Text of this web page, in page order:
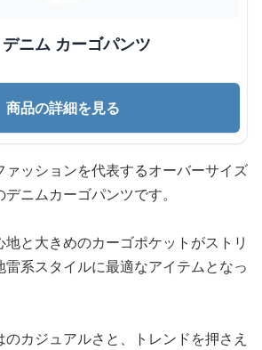
ニム カーゴパンツ
商品の詳細を見る
ァッションを代表するオーバーサイズ
ニムカーゴパンツです。
と大きめのカーゴポケットがストリ
系スタイルに最適なアイテムとなっ
カジュアルさと、トレンドを押さえ